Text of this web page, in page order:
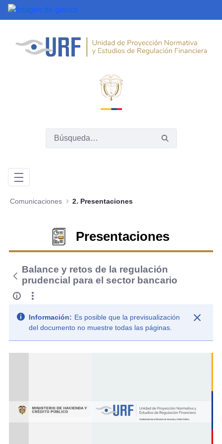
Saltar al contenido principal
Comunicaciones 2. Presentaciones
Presentaciones
Balance y retos de la regulación
prudencial para el sector bancario
Información: Es posible que la previsualización
del documento no muestre todas las páginas.